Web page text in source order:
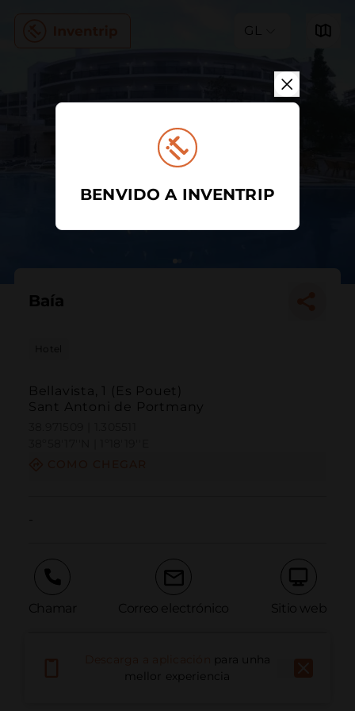
GL
Baía
Hotel
Bellavista, 1 (Es Pouet)
Sant Antoni de Portmany
Chamar Correo electrónico Sitio web
Informar dun problema
para unha
mellor experiencia
BENVIDO A INVENTRIP